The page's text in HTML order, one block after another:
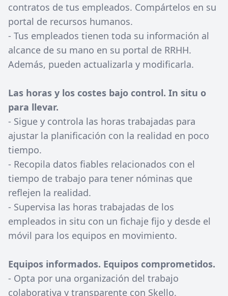
contratos de tus empleados. Compártelos en su
portal de recursos humanos.
- Tus empleados tienen toda su información al
alcance de su mano en su portal de RRHH.
Además, pueden actualizarla y modificarla.
Las horas y los costes bajo control. In situ o
para llevar.
- Sigue y controla las horas trabajadas para
ajustar la planificación con la realidad en poco
tiempo.
- Recopila datos fiables relacionados con el
tiempo de trabajo para tener nóminas que
reflejen la realidad.
- Supervisa las horas trabajadas de los
empleados in situ con un fichaje fijo y desde el
móvil para los equipos en movimiento.
Equipos informados. Equipos comprometidos.
- Opta por una organización del trabajo
colaborativa y transparente con Skello.